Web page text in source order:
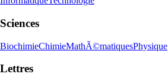
Sciences
BiochimieChimieMathÃ©matiquesPhysique
Lettres